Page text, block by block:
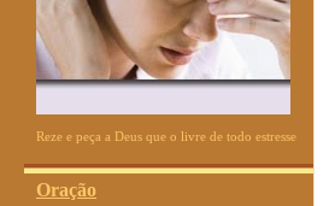
Reze e peça a Deus que o livre de todo estresse
Oração